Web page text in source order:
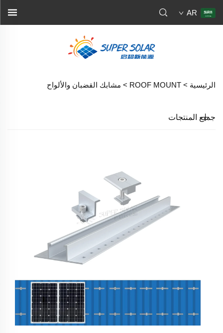
AR
الرئيسية > ROOF MOUNT
> مشابك القضبان والألواح
جميع المنتجات